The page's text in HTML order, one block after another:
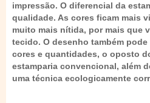
impressão. O diferencial da
qualidade. As cores ficam mais
muito mais nítida, por mais que
tecido. O desenho também
cores e quantidades, o oposto
estamparia convencional, além
uma técnica ecologicamente